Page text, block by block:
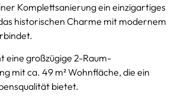
Komplettsanierung ein einzigartiges
historischen Charme mit modernem
eine großzügige 2-Raum-
mit ca. 49 m² Wohnfläche, die ein
bietet.